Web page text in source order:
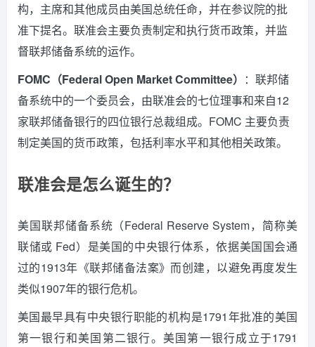
构，主席和其他成员由美国总统任命，并在参议院的批
准下提名。 联准会主要负责制定和执行货币政策，并监
督联邦储备系统的运作。
FOMC（Federal Open Market Committee） ：联邦储
备系统中的一个委员会，由联准会的七位理事和来自12
家联邦储备银行的四位银行总裁组成。 FOMC 主要负责
制定美国的货币政策，包括利率水平和其他相关政策。
联准会是怎么诞生的？
美国联邦储备系统（Federal Reserve System，简称美
联储或 Fed）是美国的中央银行体系，依据美国国会通
过的1913年《联邦储备法案》而创建，以避免再度发生
类似1907年的银行危机。
美国最早具有中央银行职能的机构是1791年批准的美国
第一银行和美国第二银行。 美国第一银行成立于1791